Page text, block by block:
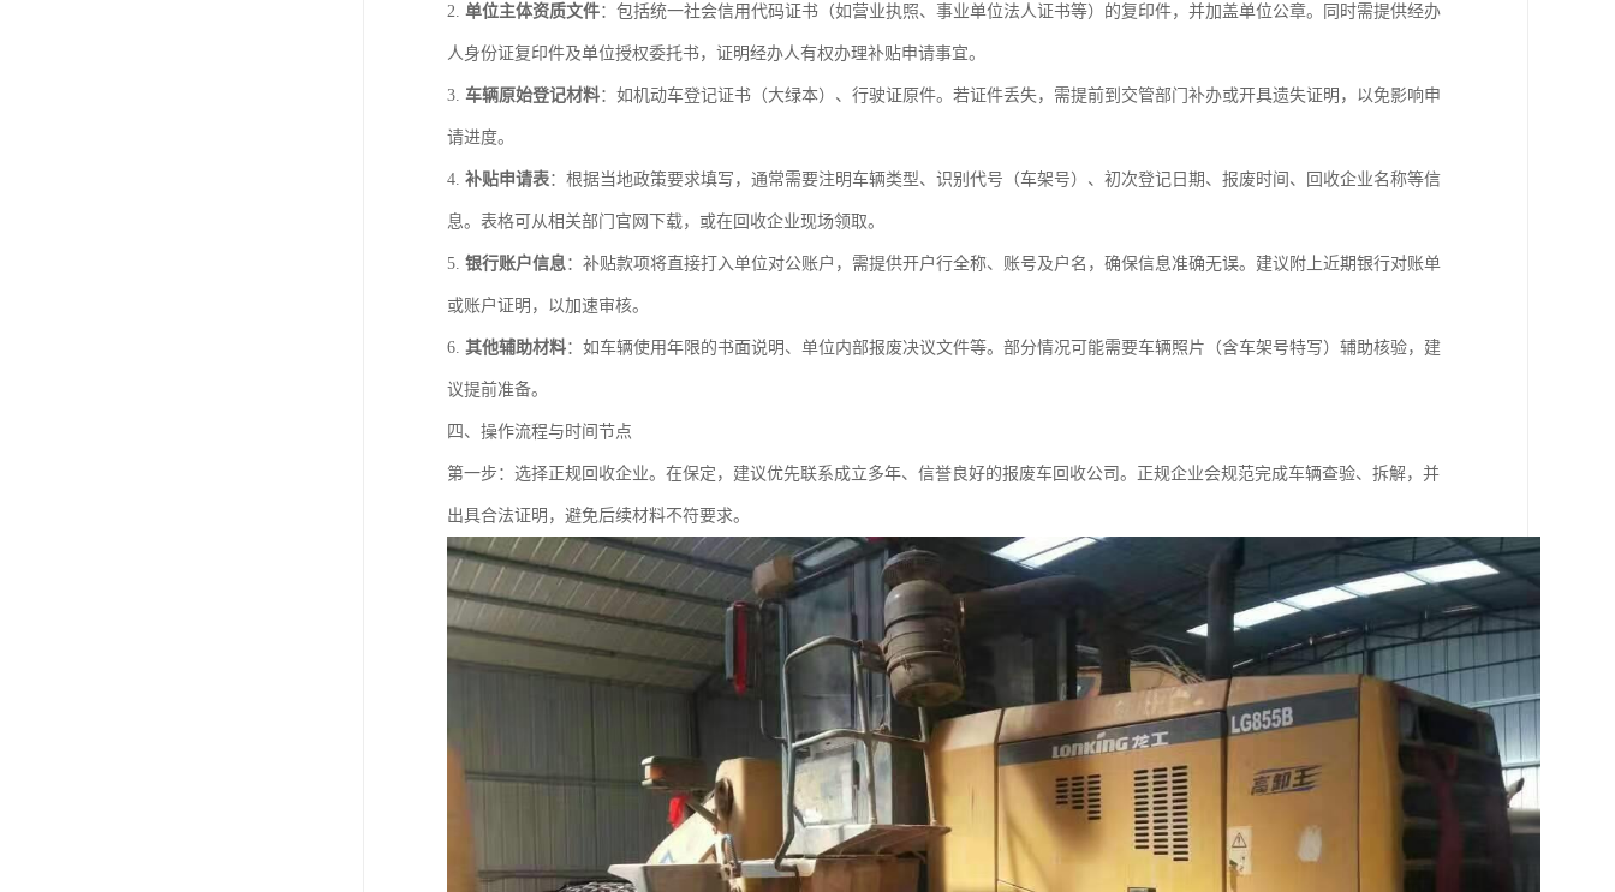
2. 单位主体资质文件：包括统一社会信用代码证书（如营业执照、事业单位法人证书等）的复印件，并加盖单位公章。同时需提供经办
人身份证复印件及单位授权委托书，证明经办人有权办理补贴申请事宜。
3. 车辆原始登记材料：如机动车登记证书（大绿本）、行驶证原件。若证件丢失，需提前到交管部门补办或开具遗失证明，以免影响申
请进度。
4. 补贴申请表：根据当地政策要求填写，通常需要注明车辆类型、识别代号（车架号）、初次登记日期、报废时间、回收企业名称等信
息。表格可从相关部门官网下载，或在回收企业现场领取。
5. 银行账户信息 ：补贴款项将直接打入单位对公账户，需提供开户行全称、账号及户名，确保信息准确无误。建议附上近期银行对账单
或账户证明，以加速审核。
6. 其他辅助材料：如车辆使用年限的书面说明、单位内部报废决议文件等。部分情况可能需要车辆照片（含车架号特写）辅助核验，建
议提前准备。
四、操作流程与时间节点
第一步：选择正规回收企业。在保定，建议优先联系成立多年、信誉良好的报废车回收公司。正规企业会规范完成车辆查验、拆解，并
出具合法证明，避免后续材料不符要求。